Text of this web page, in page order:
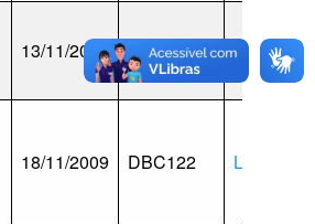
13/11/2015 DEE613 Lattes
18/11/2009 DBC122 Lattes